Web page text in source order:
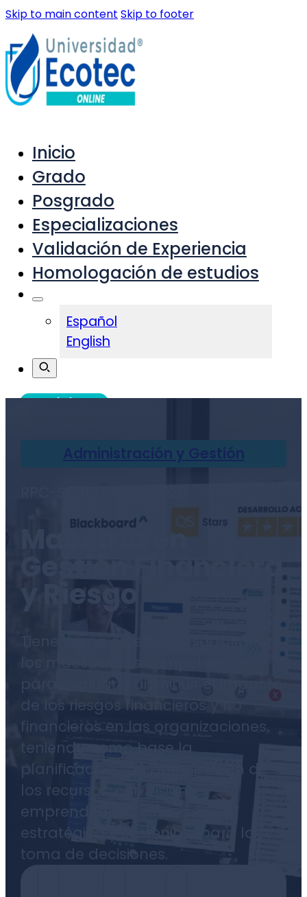
Skip to main content Skip to footer
Inicio
Grado
Posgrado
Especializaciones
Validación de Experiencia
Homologación de estudios
Español
English
Admisiones
Administración y Gestión
Maestría en
y Riesgo
para evaluar y disminuir el impacto
de los riesgos financieros y no
financieros en las organizaciones,
teniendo como base la
planificación y la optimización de
los recursos, con visión
emprendedora, innovadora,
estratégica y sostenible para la
toma de decisiones.